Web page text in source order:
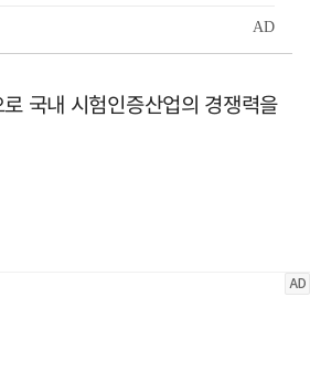
국내 시험인증산업의 경쟁력을